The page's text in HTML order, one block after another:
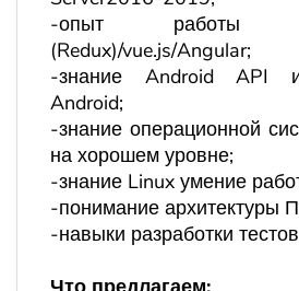
-опыт
(Redux)/vue.js/Angular;
-знание Android API и
Android;
-знание операционной
на хорошем уровне;
-знание Linux умение
-понимание архитектуры
-навыки разработки